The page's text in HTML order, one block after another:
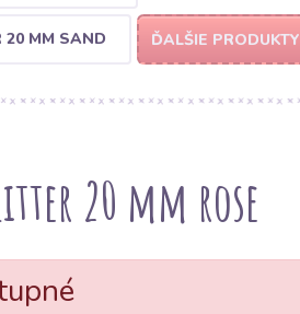
20 MM SAND ĎALŠIE PRODUKTY
20 mm rose